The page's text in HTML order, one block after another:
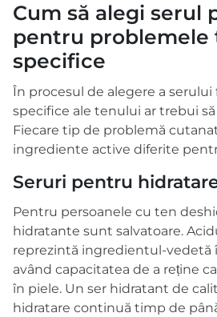
Cum să alegi serul
pentru problemele
specifice
În procesul de alegere a serului
specifice ale tenului ar trebui
Fiecare tip de problemă
ingrediente active diferite
Seruri pentru
Pentru persoanele cu ten
hidratante sunt salvatoare.
reprezintă ingredientul-vedetă
având capacitatea de a reține
în piele. Un ser hidratant de
hidratare continuă timp de